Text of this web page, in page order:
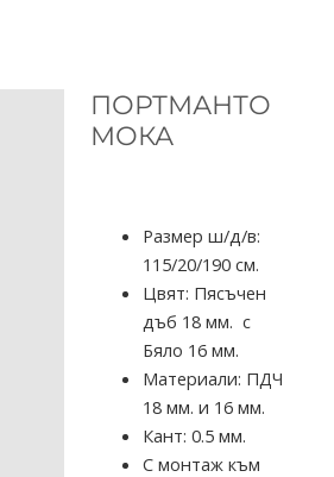
ПОРТМАНТО
МОКА
Размер ш/д/в:
115/20/190 см.
Цвят: Пясъчен
дъб 18 мм. с
Бяло 16 мм.
Материали: ПДЧ
18 мм. и 16 мм.
Кант: 0.5 мм.
С монтаж към